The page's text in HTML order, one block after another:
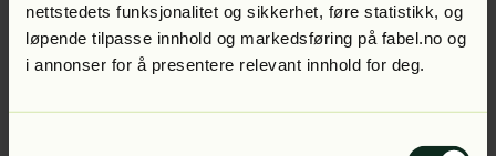
nettstedets funksjonalitet og sikkerhet, føre statistikk, og
løpende tilpasse innhold og markedsføring på fabel.no og
i annonser for å presentere relevant innhold for deg.